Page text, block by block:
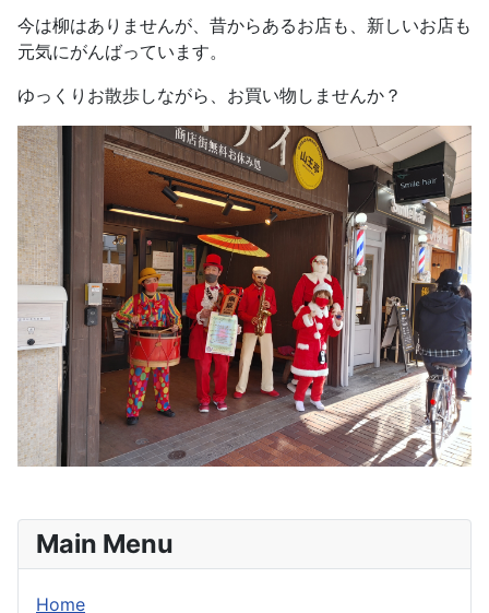
今は柳はありませんが、昔からあるお店も、新しいお店も
元気にがんばっています。
ゆっくりお散歩しながら、お買い物しませんか？
Main Menu
Home